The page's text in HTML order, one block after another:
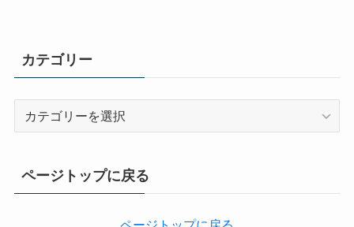
カテゴリー
ページトップに戻る